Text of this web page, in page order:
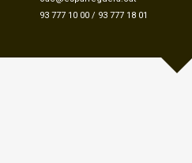
93 777 10 00 / 93 777 18 01